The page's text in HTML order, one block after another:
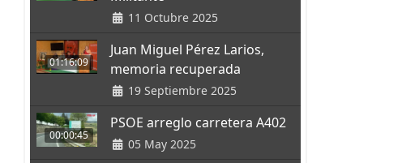
11 Octubre 2025
01:16:09
Juan Miguel Pérez Larios,
memoria recuperada
19 Septiembre 2025
00:00:45
PSOE arreglo carretera A402
05 May 2025